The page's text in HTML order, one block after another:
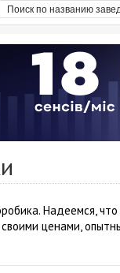
Надеемся,
ценами,